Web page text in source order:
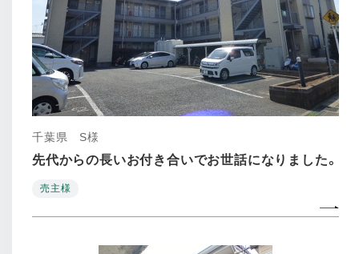
千葉県 S様
先代からの長いお付き合いでお世話になりました。
売主様